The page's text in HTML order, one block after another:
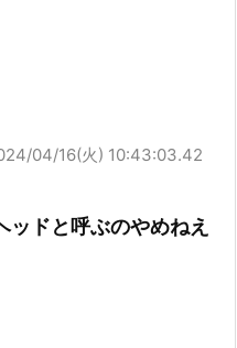
04/16(火) 10:43:03.42
ドと呼ぶのやめねえ